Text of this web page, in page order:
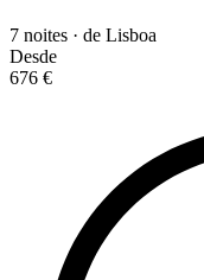
7 noites · de Lisboa
Desde
676 €